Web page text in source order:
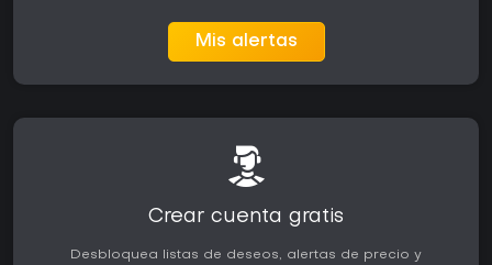
Mis alertas
Crear cuenta gratis
Desbloquea listas de deseos, alertas de precio y